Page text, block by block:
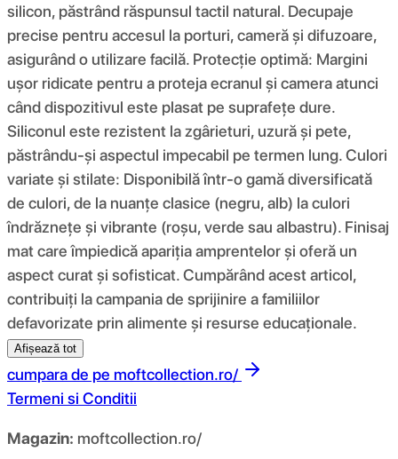
silicon, păstrând răspunsul tactil natural. Decupaje
precise pentru accesul la porturi, cameră și difuzoare,
asigurând o utilizare facilă. Protecție optimă: Margini
ușor ridicate pentru a proteja ecranul și camera atunci
când dispozitivul este plasat pe suprafețe dure.
Siliconul este rezistent la zgârieturi, uzură și pete,
păstrându-și aspectul impecabil pe termen lung. Culori
variate și stilate: Disponibilă într-o gamă diversificată
de culori, de la nuanțe clasice (negru, alb) la culori
îndrăznețe și vibrante (roșu, verde sau albastru). Finisaj
mat care împiedică apariția amprentelor și oferă un
aspect curat și sofisticat. Cumpărând acest articol,
contribuiți la campania de sprijinire a familiilor
defavorizate prin alimente și resurse educaționale.
Afișează tot
cumpara de pe moftcollection.ro/
Termeni si Conditii
Magazin: moftcollection.ro/